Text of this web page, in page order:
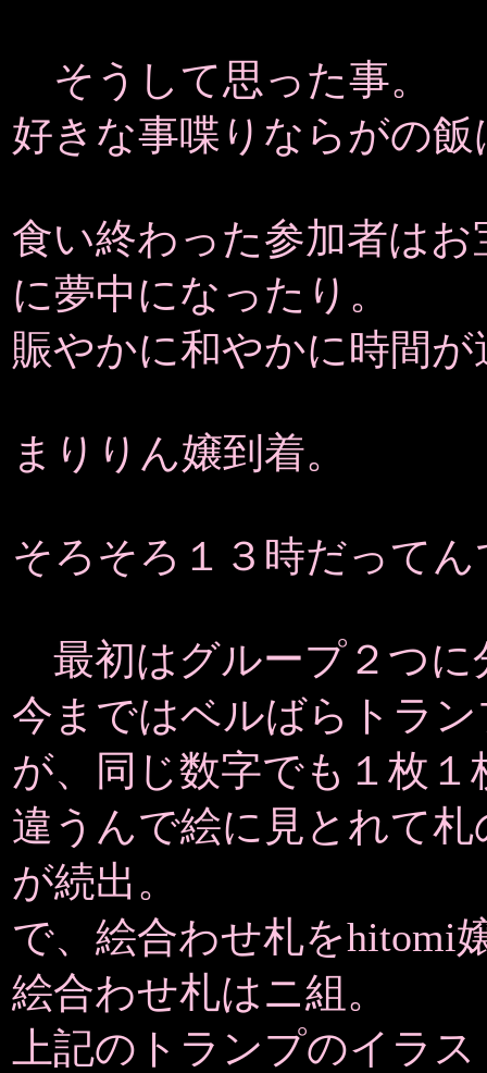
そうして思った事。
好きな事喋りならがの
食い終わった参加者は
に夢中になったり。
賑やかに和やかに時間
まりりん嬢到着。
そろそろ１３時だって
最初はグループ２つに
今まではベルばらトラ
が、同じ数字でも１枚１
違うんで絵に見とれて
が続出。
で、絵合わせ札をhitomi
絵合わせ札はニ組。
上記のトランプのイラ